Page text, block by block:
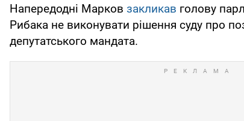
Напередодні Марков закликав голову
Рибака не виконувати рішення суду про
депутатського мандата.